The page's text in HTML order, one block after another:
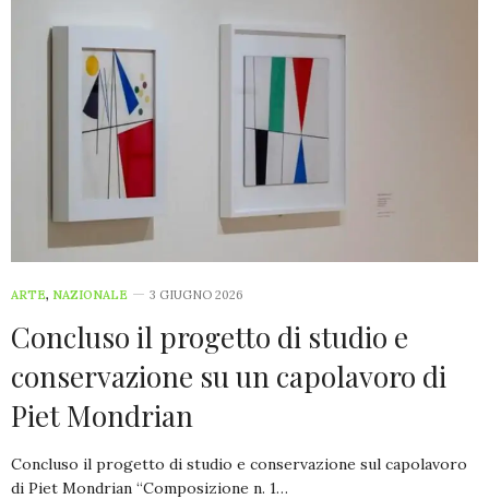
ARTE, NAZIONALE 3 GIUGNO 2026
Concluso il progetto di studio e
conservazione su un capolavoro di
Piet Mondrian
Concluso il progetto di studio e conservazione sul capolavoro
di Piet Mondrian “Composizione n. 1…